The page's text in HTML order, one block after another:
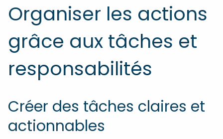
Organiser les actions
grâce aux tâches et
responsabilités
Créer des tâches claires et
actionnables